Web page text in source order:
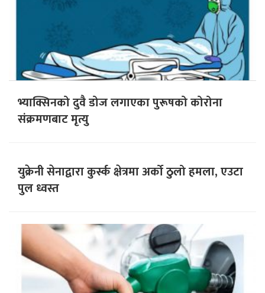
भ्याक्सिनको दुवै डोज लगाएका पुरूषको कोरोना
संक्रमणबाट मृत्यु
युक्रेनी सेनाद्वारा कुर्स्क क्षेत्रमा अर्को ठुलो हमला, एउटा
पुल ध्वस्त